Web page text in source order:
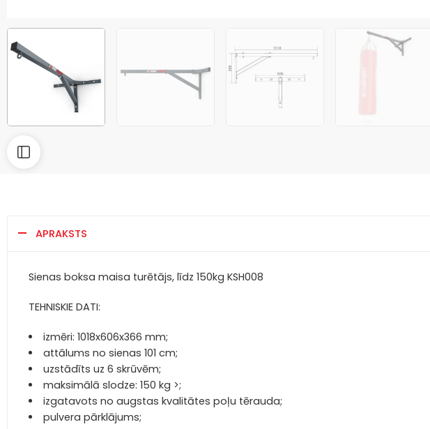
APRAKSTS
Sienas boksa maisa turētājs, līdz 150kg KSH008
TEHNISKIE DATI:
izmēri: 1018x606x366 mm;
attālums no sienas 101 cm;
uzstādīts uz 6 skrūvēm;
maksimālā slodze: 150 kg >;
izgatavots no augstas kvalitātes poļu tērauda;
pulvera pārklājums;